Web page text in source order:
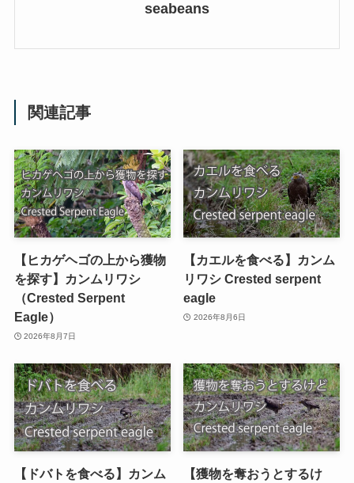
seabeans
関連記事
【ヒカゲヘゴの上から獲物
を探す】カンムリワシ
（Crested Serpent
Eagle）
2026年8月7日
【カエルを食べる】カンム
リワシ Crested serpent
eagle
2026年8月6日
【ドバトを食べる】カンム
【獲物を奪おうとするけ